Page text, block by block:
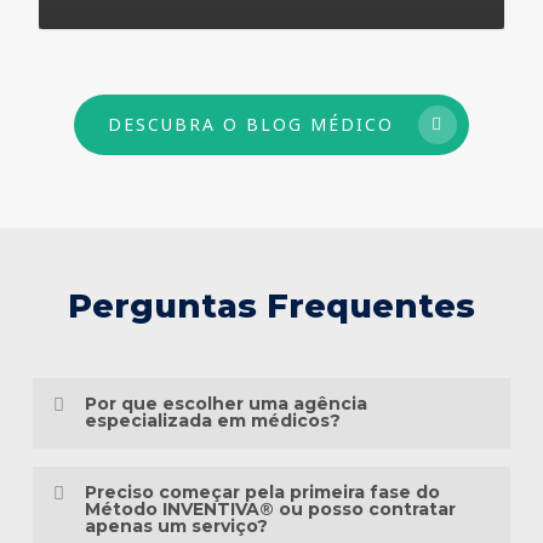
DESCUBRA O BLOG MÉDICO
Perguntas Frequentes
Por que escolher uma agência
especializada em médicos?
mais do que conhecimento em publicidade.
Preciso começar pela primeira fase do
Método INVENTIVA® ou posso contratar
apenas um serviço?